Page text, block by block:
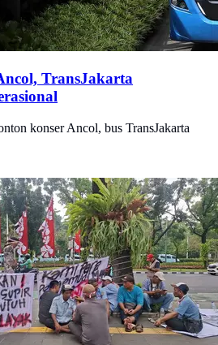
TransJakarta
konser Ancol, bus TransJakarta